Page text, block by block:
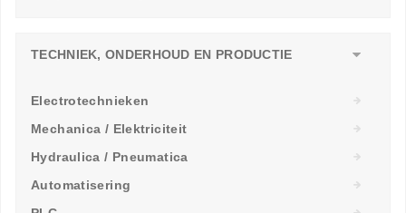
TECHNIEK, ONDERHOUD EN PRODUCTIE
Electrotechnieken
Mechanica / Elektriciteit
Hydraulica / Pneumatica
Automatisering